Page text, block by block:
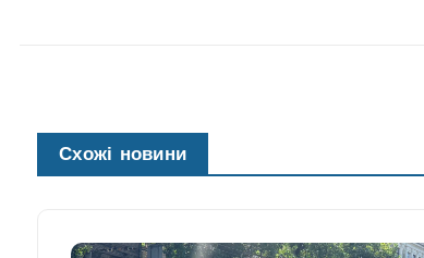
Схожі новини